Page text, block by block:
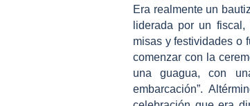
Era realmente un
liderada por un
misas y festividades o
comenzar con la
una guagua, con
embarcación”.